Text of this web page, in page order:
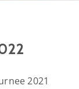
2021